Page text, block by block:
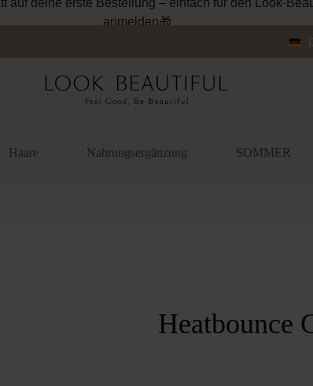
auf deine erste Bestellung – einfach für den Look-
anmelden🎁
Haare Nahrungsergänzung SOMMER
Heatbounce